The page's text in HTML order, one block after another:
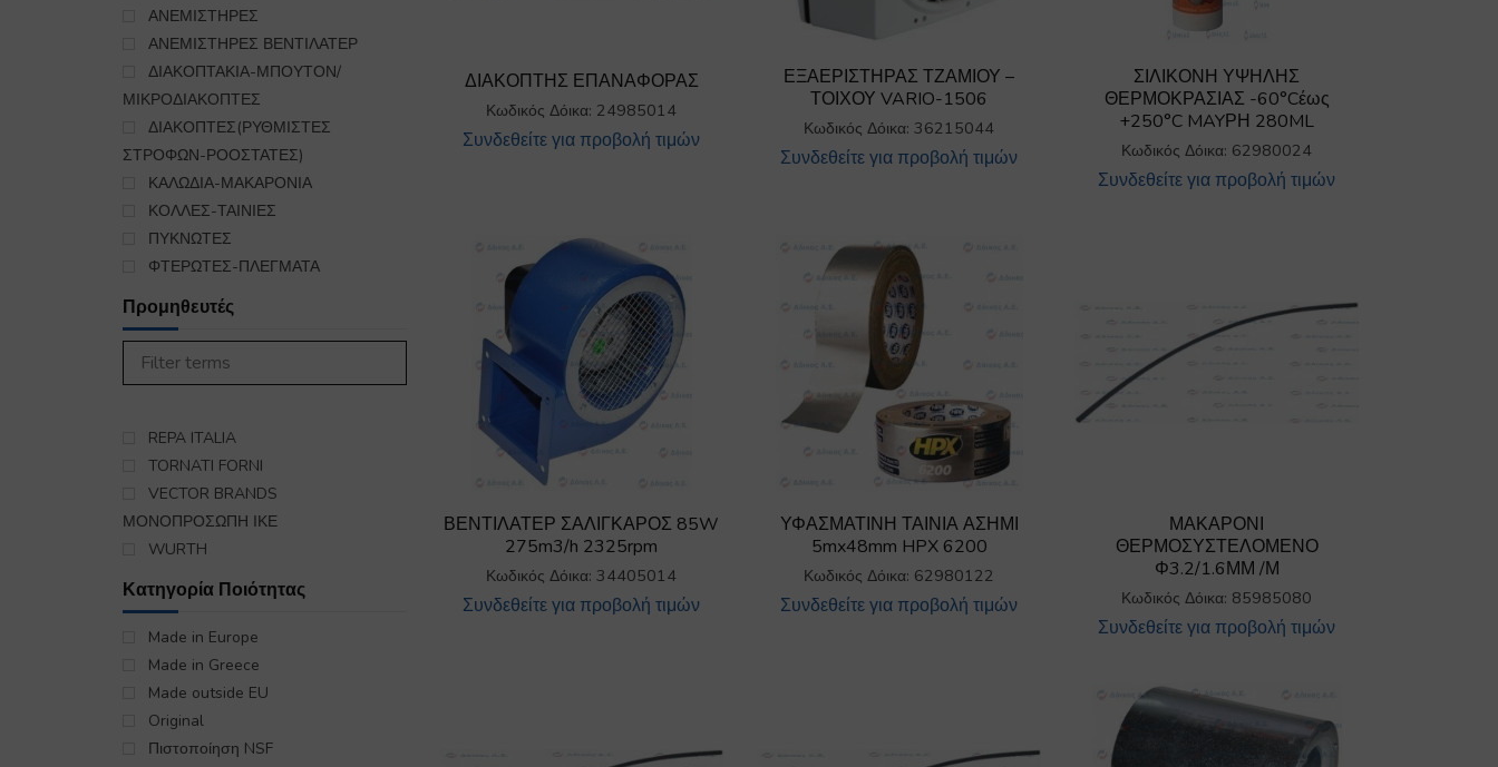
ΨΥΞΗ-ΘΕΡΜΑΝΣΗ
Αφυγραντήρας 16
Εξαερισμός 25
Θέρμανση 343
Κλιματισμός 886
Μπόιλερ-Θερμοσίφωνας
Ψυγείο Επαγγελματικό
Ψυγείο Οικιακό 1786
Ψύκτες 276
ΕΞΑΡΤΗΜΑΤΑ ΣΥΝΔΕΣΗΣ
ΑΝΕΜΙΣΤΗΡΕΣ
ΑΝΕΜΙΣΤΗΡΕΣ ΒΕΝΤΙΛΑΤΕΡ
ΔΙΑΚΟΠΤΑΚΙΑ-ΜΠΟΥΤΟΝ/
ΜΙΚΡΟΔΙΑΚΟΠΤΕΣ
ΔΙΑΚΟΠΤΕΣ(ΡΥΘΜΙΣΤΕΣ
ΣΤΡΟΦΩΝ-ΡΟΟΣΤΑΤΕΣ)
ΚΑΛΩΔΙΑ-ΜΑΚΑΡΟΝΙΑ
ΚΟΛΛΕΣ-ΤΑΙΝΙΕΣ
ΠΥΚΝΩΤΕΣ
ΦΤΕΡΩΤΕΣ-ΠΛΕΓΜΑΤΑ
Προμηθευτές
REPA ITALIA
TORNATI FORNI
VECTOR BRANDS
ΜΟΝΟΠΡΟΣΩΠΗ ΙΚΕ
WURTH
Κατηγορία Ποιότητας
Made in Europe
Made in Greece
Made outside EU
Original
Πιστοποίηση NSF
ΔΙΑΚΟΠΤΗΣ ΕΠΑΝΑΦΟΡΑΣ
Κωδικός Δόικα: 24985014
Συνδεθείτε για προβολή τιμών
ΕΞΑΕΡΙΣΤΗΡΑΣ ΤΖΑΜΙΟΥ –
ΤΟΙΧΟΥ VARIO-1506
Κωδικός Δόικα: 36215044
Συνδεθείτε για προβολή τιμών
ΣΙΛΙΚΟΝΗ ΥΨΗΛΗΣ
ΘΕΡΜΟΚΡΑΣΙΑΣ -60°Cέως
+250°C MAYΡΗ 280ML
Κωδικός Δόικα: 62980024
Συνδεθείτε για προβολή τιμών
ΒΕΝΤΙΛΑΤΕΡ ΣΑΛΙΓΚΑΡΟΣ 85W
275m3/h 2325rpm
Κωδικός Δόικα: 34405014
Συνδεθείτε για προβολή τιμών
ΥΦΑΣΜΑΤΙΝΗ ΤΑΙΝΙΑ ΑΣΗΜΙ
5mx48mm HPX 6200
Κωδικός Δόικα: 62980122
Συνδεθείτε για προβολή τιμών
ΜΑΚΑΡΟΝΙ
ΘΕΡΜΟΣΥΣΤΕΛΟΜΕΝΟ
Φ3.2/1.6ΜΜ /Μ
Κωδικός Δόικα: 85985080
Συνδεθείτε για προβολή τιμών